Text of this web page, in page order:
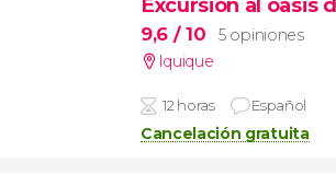
Excursión al oasis
9,6 / 10
5 opiniones
Iquique
12 horas Español
Cancelación gratuita